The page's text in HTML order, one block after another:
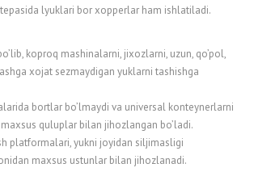
lyuklari bor xopperlar ham ishlatiladi.
koproq mashinalarni, jixozlarni, uzun, qo’pol,
xojat sezmaydigan yuklarni tashishga
bortlar bo’lmaydi va universal konteynerlarni
quluplar bilan jihozlangan bo’ladi.
platformalari, yukni joyidan siljimasligi
maxsus ustunlar bilan jihozlanadi.